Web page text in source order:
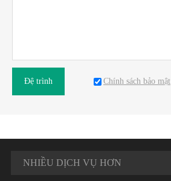
Đệ trình Chính sách bảo mật
NHIỀU DỊCH VỤ HƠN